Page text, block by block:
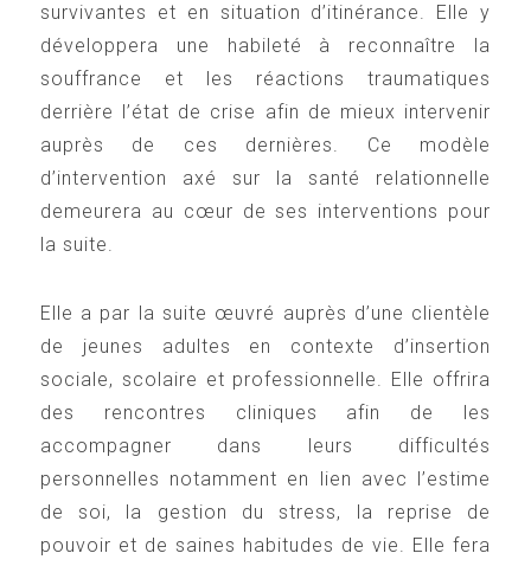
survivantes et en situation d’itinérance. Elle y
développera une habileté à reconnaître la
souffrance et les réactions traumatiques
derrière l’état de crise afin de mieux intervenir
auprès de ces dernières. Ce modèle
d’intervention axé sur la santé relationnelle
demeurera au cœur de ses interventions pour
la suite.
Elle a par la suite œuvré auprès d’une clientèle
de jeunes adultes en contexte d’insertion
sociale, scolaire et professionnelle. Elle offrira
des rencontres cliniques afin de les
accompagner dans leurs difficultés
personnelles notamment en lien avec l’estime
de soi, la gestion du stress, la reprise de
pouvoir et de saines habitudes de vie. Elle fera